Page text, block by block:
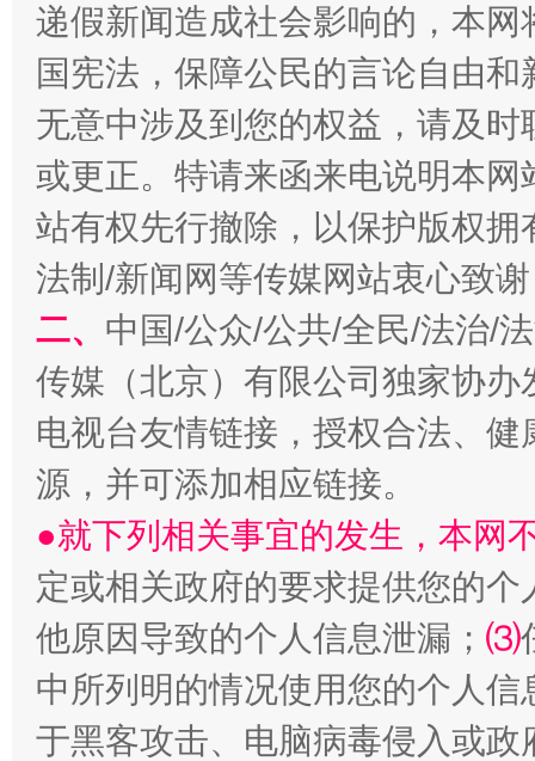
揭开“小金库”的免责幌子
受贿1.44亿！段成刚被判无期 从幼
全民健身五年计划来了！等你上场
递假新闻造成社会影响的，本
国宪法，保障公民的言论自由
无意中涉及到您的权益，请及
或更正。特请来函来电说明本
站有权先行撤除，以保护版权
法制/新闻网等传媒网站衷心致
二、 中国/公众/公共/全民/法治/
传媒（北京）有限公司独家协
电视台友情链接，授权合法、
源，并可添加相应链接。
●就下列相关事宜的发生，本网
定或相关政府的要求提供您的个
他原因导致的个人信息泄漏； ⑶
中所列明的情况使用您的个人
于黑客攻击、电脑病毒侵入或